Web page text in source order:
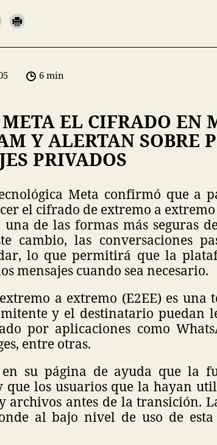
6 min
EL CIFRADO EN
Y ALERTAN SOBRE
PRIVADOS
Meta confirmó que a
el cifrado de extremo a
una de las formas más seguras
cambio, las conversaciones
lo que permitirá que la
mensajes cuando sea necesario.
a extremo (E2EE) es una
y el destinatario puedan
por aplicaciones como
entre otras.
su página de ayuda que la
que los usuarios que la hayan
archivos antes de la transición.
al bajo nivel de uso de